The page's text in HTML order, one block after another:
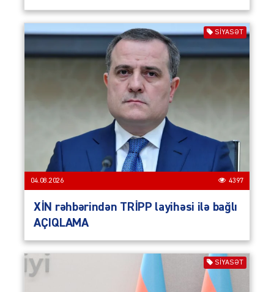
SIYASƏT
04.08.2026 4397
XİN rəhbərindən TRİPP layihəsi ilə bağlı
AÇIQLAMA
SIYASƏT